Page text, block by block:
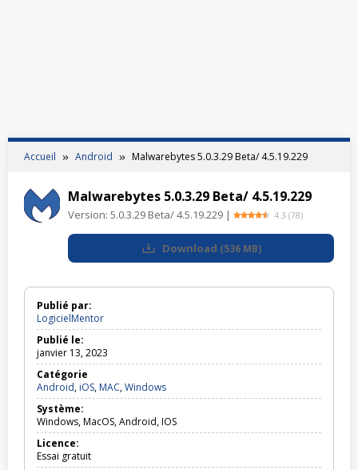
Accueil Android Malwarebytes 5.0.3.29 Beta/ 4.5.19.229
Malwarebytes 5.0.3.29 Beta/ 4.5.19.229
Version: 5.0.3.29 Beta/ 4.5.19.229 | 4.3 (78)
Download (536 MB)
Publié par:
LogicielMentor
Publié le:
janvier 13, 2023
Catégorie
Android, iOS, MAC,WindowsAndroid,
iOS,
Windows
Système:
Windows, MacOS, Android, IOS
Licence:
Essai gratuit